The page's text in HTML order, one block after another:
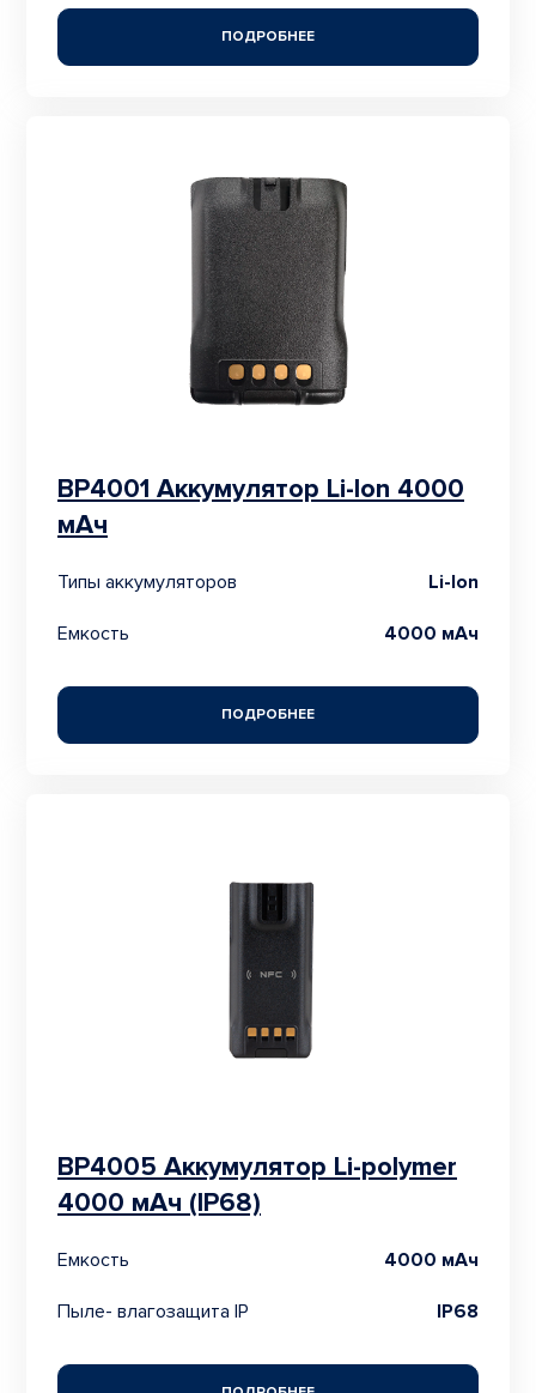
ПОДРОБНЕЕ
BP4001 Аккумулятор Li-Ion 4000
мАч
Типы аккумуляторов Li-Ion
Емкость 4000 мАч
ПОДРОБНЕЕ
BP4005 Аккумулятор Li-polymer
4000 мАч (IP68)
Емкость 4000 мАч
Пыле- влагозащита IP IP68